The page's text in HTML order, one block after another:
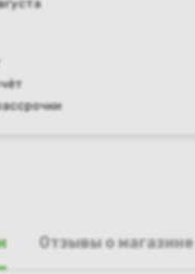
Отзывы о магазине